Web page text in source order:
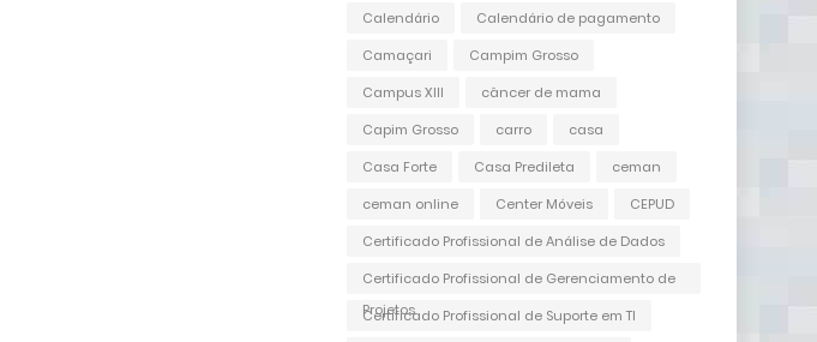
Calendário
Calendário de pagamento
Camaçari
Campim Grosso
Campus XIII
câncer de mama
Capim Grosso
carro
casa
Casa Forte
Casa Predileta
ceman
ceman online
Center Móveis
CEPUD
Certificado Profissional de Análise de Dados
Certificado Profissional de Gerenciamento de
Projetos
Certificado Profissional de Suporte em TI